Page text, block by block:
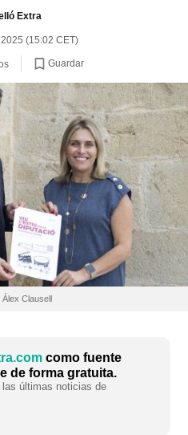
Extra
(15:02 CET)
Guardar
Clausell
como fuente
de forma gratuita.
las últimas noticias de